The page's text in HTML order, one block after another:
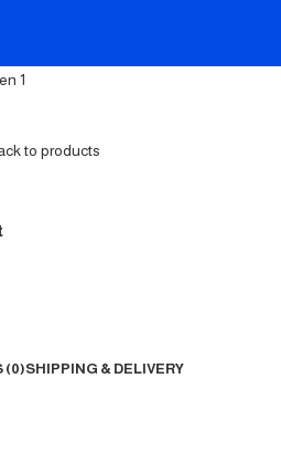
to products
(0)SHIPPING & DELIVERY